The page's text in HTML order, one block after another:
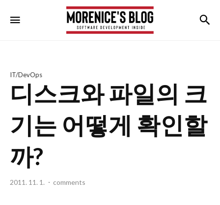
morenice's
blog
IT/DevOps
디스크와 파일의 크
기는 어떻게 확인할
까?
2011. 11. 1. comments